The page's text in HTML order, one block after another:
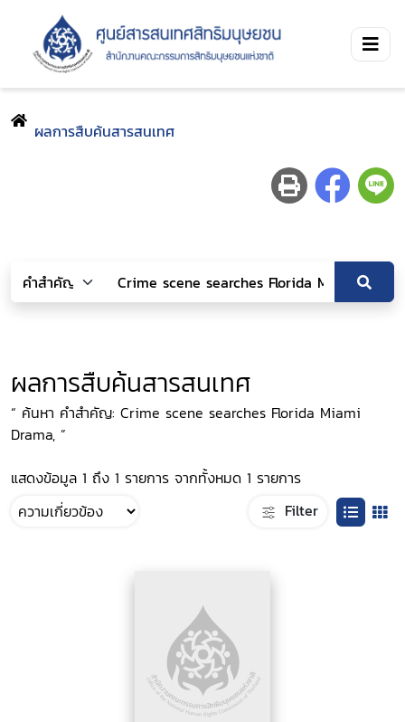
ผลการสืบค้นสารสนเทศ
ผลการสืบค้นสารสนเทศ
“ ค้นหา คำสำคัญ: Crime scene searches Florida Miami
Drama, ”
แสดงข้อมูล 1 ถึง 1 รายการ จากทั้งหมด 1 รายการ
Filter